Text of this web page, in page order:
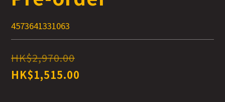
4573641331063
HK$2,970.00
HK$1,515.00